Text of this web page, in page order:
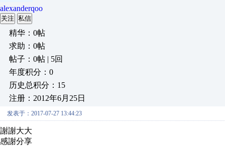
alexanderqoo
关注 私信
精华：0帖
求助：0帖
帖子：0帖 | 5回
年度积分：0
历史总积分：15
注册：2012年6月25日
发表于：2017-07-27 13:44:23
謝謝大大
感謝分享